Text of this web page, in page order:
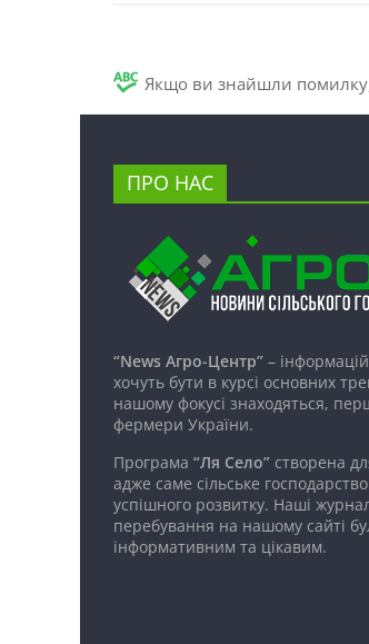
Якщо ви знайшли помилку,
ПРО НАС
“News Агро-Центр” –
хочуть бути в курсі основних
нашому фокусі знаходяться,
фермери України.
Програма “Ля Село” створена
адже саме сільське
успішного розвитку. Наші
перебування на нашому сайті
інформативним та цікавим.